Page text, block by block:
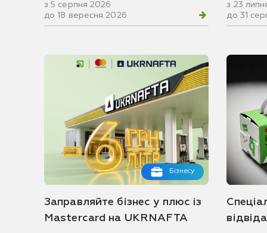
з 5 серпня 2026
до 18 вересня 2026
з 23
до 31
Бізнесу
Заправляйте бізнес у плюс із
Mastercard на UKRNAFTA